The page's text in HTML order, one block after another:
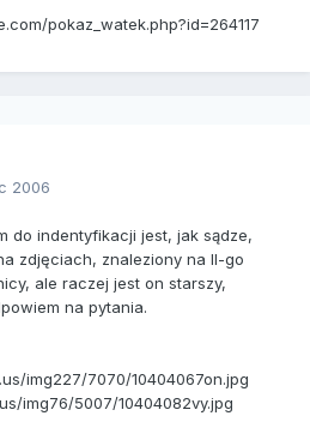
pokaz_watek.php?id=264117
2006
do indentyfikacji jest, jak sądze,
zdjęciach, znaleziony na II-go
ale raczej jest on starszy,
na pytania.
img227/7070/10404067on.jpg
img76/5007/10404082vy.jpg